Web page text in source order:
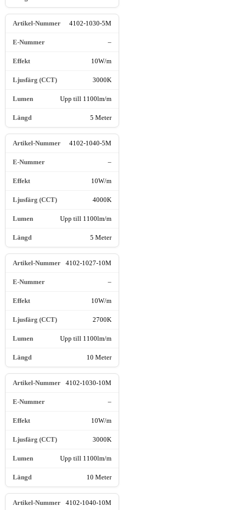
4102-1030-5M
–
10W/m
3000K
Upp till 1100lm/m
5 Meter
4102-1040-5M
–
10W/m
4000K
Upp till 1100lm/m
5 Meter
4102-1027-10M
–
10W/m
2700K
Upp till 1100lm/m
10 Meter
4102-1030-10M
–
10W/m
3000K
Upp till 1100lm/m
10 Meter
4102-1040-10M